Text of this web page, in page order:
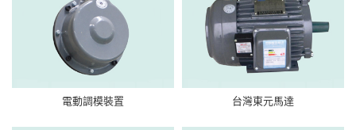
電動調模裝置 台灣東元馬達